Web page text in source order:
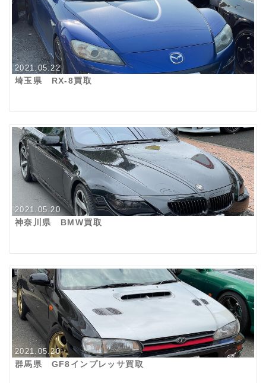
2021.05.22
埼玉県 RX-8買取
2021.05.20
神奈川県 BMW買取
2021.05.20
群馬県 GF8インプレッサ買取